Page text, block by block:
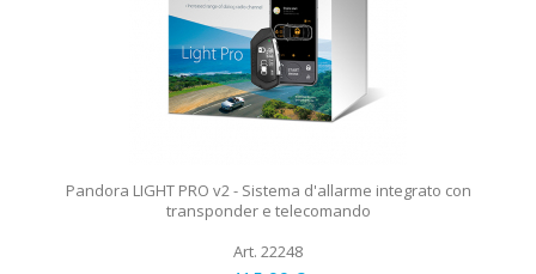
Pandora LIGHT PRO v2 - Sistema d'allarme integrato con
transponder e telecomando
Art. 22248